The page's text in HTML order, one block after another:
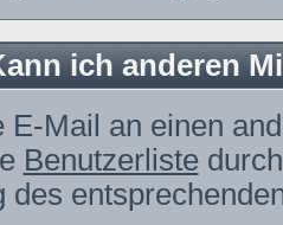
ich anderen
E-Mail an einen
Benutzerliste
des